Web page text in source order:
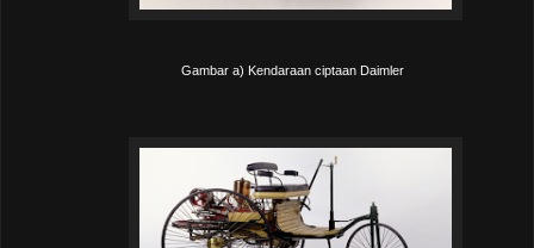
Gambar a) Kendaraan ciptaan Daimler